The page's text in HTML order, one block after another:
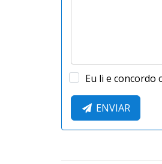
Eu li e concordo
ENVIAR